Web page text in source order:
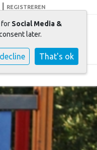
REGISTREREN
for Social Media &
later.
That's ok